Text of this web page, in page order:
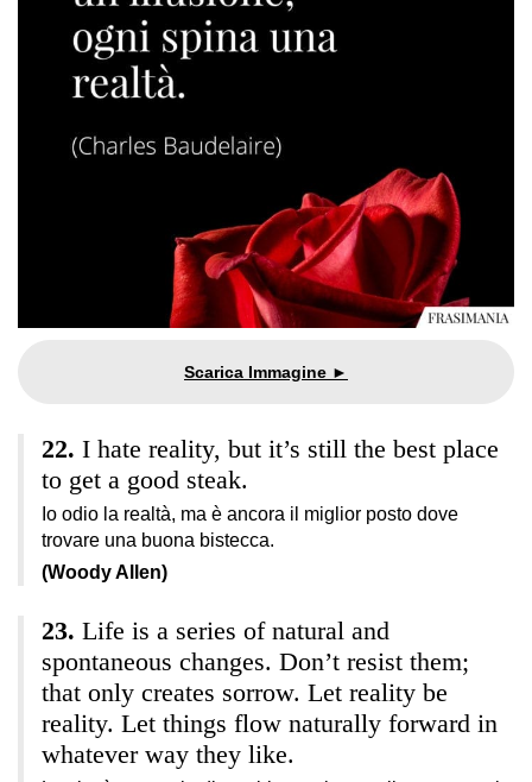
I hate reality, but it’s still the best place
to get a good steak.
Io odio la realtà, ma è ancora il miglior posto dove
trovare una buona bistecca.
(Woody Allen)
Life is a series of natural and
spontaneous changes. Don’t resist them;
that only creates sorrow. Let reality be
reality. Let things flow naturally forward in
whatever way they like.